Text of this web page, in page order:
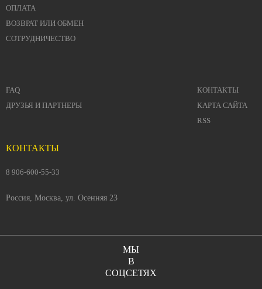
ОПЛАТА
ВОЗВРАТ ИЛИ ОБМЕН
СОТРУДНИЧЕСТВО
FAQ
ДРУЗЬЯ И ПАРТНЕРЫ
КОНТАКТЫ
КАРТА САЙТА
RSS
КОНТАКТЫ
8 906-600-55-33
Россия, Москва, ул. Осенняя 23
МЫ
В
СОЦСЕТЯХ